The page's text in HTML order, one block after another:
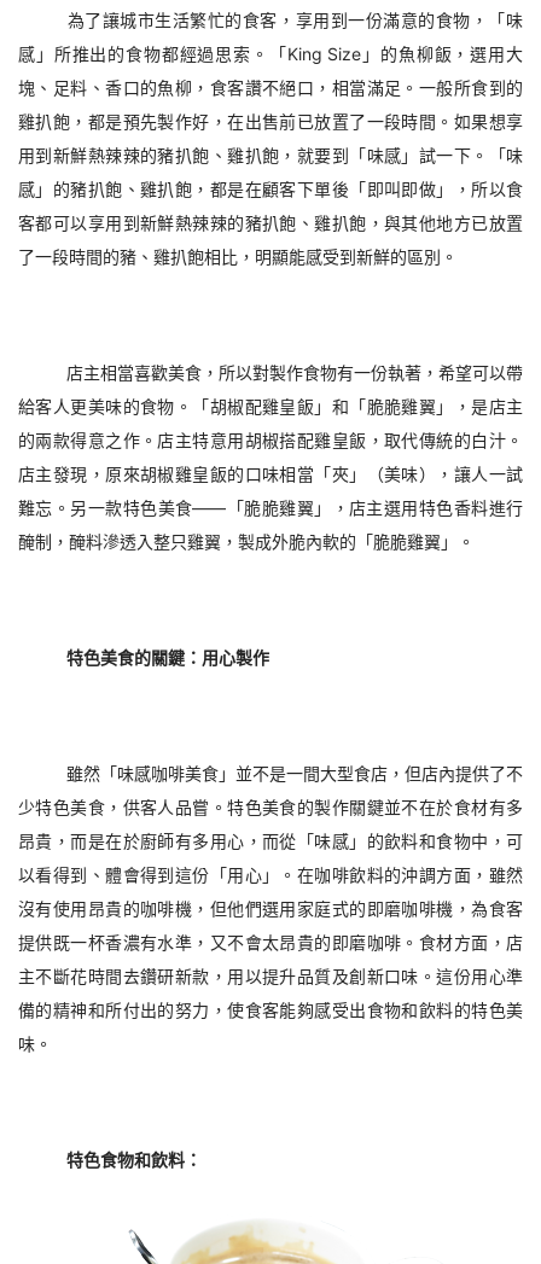
為了讓城市生活繁忙的食客，享用到一份滿意的食物，「味
感」所推出的食物都經過思索。「King Size」的魚柳飯，選用大
塊、足料、香口的魚柳，食客讚不絕口，相當滿足。一般所食到的
雞扒飽，都是預先製作好，在出售前已放置了一段時間。如果想享
用到新鮮熱辣辣的豬扒飽、雞扒飽，就要到「味感」試一下。「味
感」的豬扒飽、雞扒飽，都是在顧客下單後「即叫即做」，所以食
客都可以享用到新鮮熱辣辣的豬扒飽、雞扒飽，與其他地方已放置
了一段時間的豬、雞扒飽相比，明顯能感受到新鮮的區別。
店主相當喜歡美食，所以對製作食物有一份執著，希望可以帶
給客人更美味的食物。「胡椒配雞皇飯」和「脆脆雞翼」，是店主
的兩款得意之作。店主特意用胡椒搭配雞皇飯，取代傳統的白汁。
店主發現，原來胡椒雞皇飯的口味相當「夾」（美味），讓人一試
難忘。另一款特色美食——「脆脆雞翼」，店主選用特色香料進行
醃制，醃料滲透入整只雞翼，製成外脆內軟的「脆脆雞翼」。
特色美食的關鍵：用心製作
雖然「味感咖啡美食」並不是一間大型食店，但店內提供了不
少特色美食，供客人品嘗。特色美食的製作關鍵並不在於食材有多
昂貴，而是在於廚師有多用心，而從「味感」的飲料和食物中，可
以看得到、體會得到這份「用心」。在咖啡飲料的沖調方面，雖然
沒有使用昂貴的咖啡機，但他們選用家庭式的即磨咖啡機，為食客
提供既一杯香濃有水準，又不會太昂貴的即磨咖啡。食材方面，店
主不斷花時間去鑽研新款，用以提升品質及創新口味。這份用心準
備的精神和所付出的努力，使食客能夠感受出食物和飲料的特色美
味。
特色食物和飲料：